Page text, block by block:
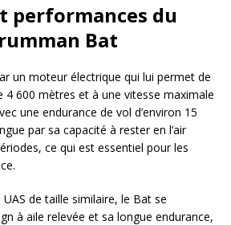
performances du
Bat
un moteur électrique qui lui permet de
4 600 mètres et à une vitesse maximale
une endurance de vol d’environ 15
par sa capacité à rester en l’air
ce qui est essentiel pour les
UAS de taille similaire, le Bat se
à aile relevée et sa longue endurance,